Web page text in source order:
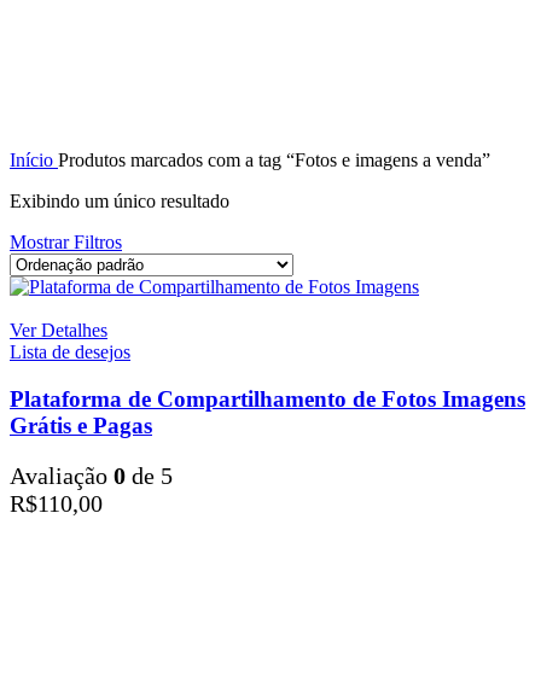
Início Produtos marcados com a tag “Fotos e imagens a venda”
Exibindo um único resultado
Mostrar Filtros
Ver Detalhes
Lista de desejos
Plataforma de Compartilhamento de Fotos Imagens
Grátis e Pagas
Avaliação 0 de 5
R$110,00